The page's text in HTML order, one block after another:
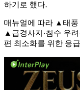
하기로 했다.
매뉴얼에 따라 ▲태풍
▲급경사지·침수 우
편 최소화를 위한 응